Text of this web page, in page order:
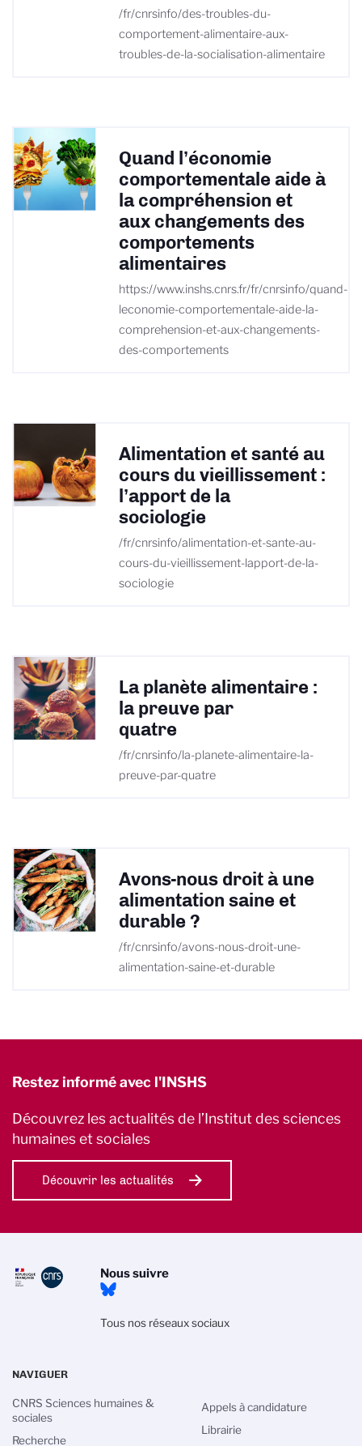
/fr/cnrsinfo/des-troubles-du-
comportement-alimentaire-aux-
troubles-de-la-socialisation-alimentaire
Quand l’économie
comportementale aide à
la compréhension et
aux changements des
comportements
alimentaires
https://www.inshs.cnrs.fr/fr/cnrsinfo/quand-
leconomie-comportementale-aide-la-
comprehension-et-aux-changements-
des-comportements
Alimentation et santé au
cours du vieillissement :
l’apport de la
sociologie
/fr/cnrsinfo/alimentation-et-sante-au-
cours-du-vieillissement-lapport-de-la-
sociologie
La planète alimentaire :
la preuve par
quatre
/fr/cnrsinfo/la-planete-alimentaire-la-
preuve-par-quatre
Avons-nous droit à une
alimentation saine et
durable ?
/fr/cnrsinfo/avons-nous-droit-une-
alimentation-saine-et-durable
Restez informé avec l'INSHS
Découvrez les actualités de l’Institut des sciences
humaines et sociales
Découvrir les actualités
Nous suivre
Tous nos réseaux sociaux
NAVIGUER
CNRS Sciences humaines &
sociales
Recherche
Appels à candidature
Librairie